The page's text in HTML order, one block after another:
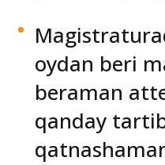
oydan beri
beraman
qanday